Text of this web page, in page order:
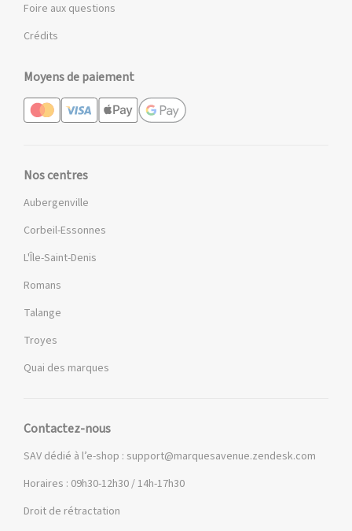
Foire aux questions
Crédits
Moyens de paiement
Nos centres
Aubergenville
Corbeil-Essonnes
L'Île-Saint-Denis
Romans
Talange
Troyes
Quai des marques
Contactez-nous
SAV dédié à l’e-shop : support@marquesavenue.zendesk.com
Horaires : 09h30-12h30 / 14h-17h30
Droit de rétractation